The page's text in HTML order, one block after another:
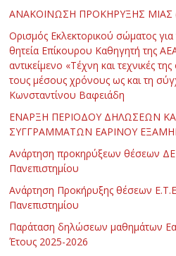
ΑΝΑΚΟΙΝΩΣΗ ΠΡΟΚΗΡΥΞΗΣ ΜΙΑΣ
Ορισμός Εκλεκτορικού σώματος
θητεία Επίκουρου Καθηγητή της
αντικείμενο «Τέχνη και τεχνικές
τους μέσους χρόνους ως και τη
Κωνσταντίνου Βαφειάδη
ΕΝΑΡΞΗ ΠΕΡΙΟΔΟΥ ΔΗΛΩΣΕΩΝ
ΣΥΓΓΡΑΜΜΑΤΩΝ ΕΑΡΙΝΟΥ
Ανάρτηση προκηρύξεων θέσεων
Πανεπιστημίου
Ανάρτηση Προκήρυξης θέσεων
Πανεπιστημίου
Παράταση δηλώσεων μαθημάτων
Έτους 2025-2026